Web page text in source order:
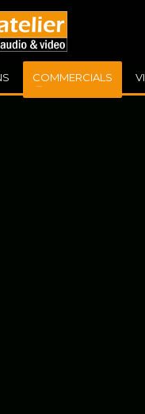
COMMERCIALS